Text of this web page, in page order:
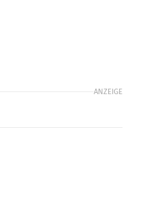
ANZEIGE